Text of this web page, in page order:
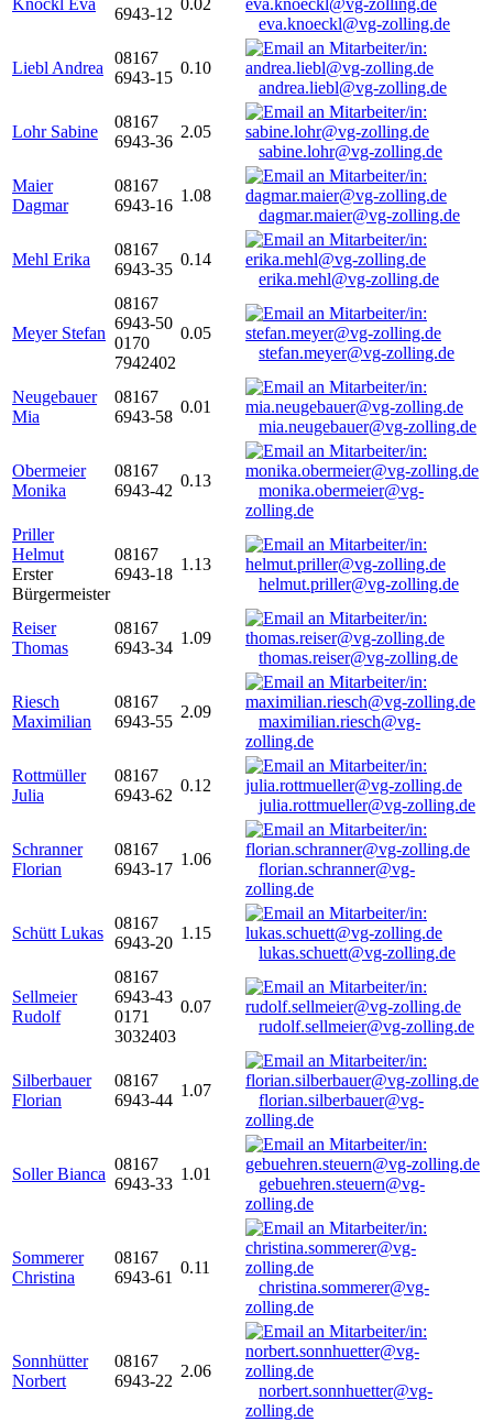
Knöckl Eva
6943-12
0.02
eva.knoeckl@vg-zolling.de
Liebl Andrea
08167
6943-15
0.10
andrea.liebl@vg-zolling.de
Lohr Sabine
08167
6943-36
2.05
sabine.lohr@vg-zolling.de
Maier
Dagmar
08167
6943-16
1.08
dagmar.maier@vg-zolling.de
Mehl Erika
08167
6943-35
0.14
erika.mehl@vg-zolling.de
Meyer Stefan
08167
6943-50
0170
7942402
0.05
stefan.meyer@vg-zolling.de
Neugebauer
Mia
08167
6943-58
0.01
mia.neugebauer@vg-zolling.de
Obermeier
Monika
08167
6943-42
0.13
monika.obermeier@vg-
zolling.de
Priller
Helmut
Erster
Bürgermeister
08167
6943-18
1.13
helmut.priller@vg-zolling.de
Reiser
Thomas
08167
6943-34
1.09
thomas.reiser@vg-zolling.de
Riesch
Maximilian
08167
6943-55
2.09
maximilian.riesch@vg-
zolling.de
Rottmüller
Julia
08167
6943-62
0.12
julia.rottmueller@vg-zolling.de
Schranner
Florian
08167
6943-17
1.06
florian.schranner@vg-
zolling.de
Schütt Lukas
08167
6943-20
1.15
lukas.schuett@vg-zolling.de
Sellmeier
Rudolf
08167
6943-43
0171
3032403
0.07
rudolf.sellmeier@vg-zolling.de
Silberbauer
Florian
08167
6943-44
1.07
florian.silberbauer@vg-
zolling.de
Soller Bianca
08167
6943-33
1.01
gebuehren.steuern@vg-
zolling.de
Sommerer
Christina
08167
6943-61
0.11
christina.sommerer@vg-
zolling.de
Sonnhütter
Norbert
08167
6943-22
2.06
norbert.sonnhuetter@vg-
zolling.de